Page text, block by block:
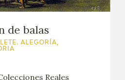
de balas
ALEGORÍA,
Reales